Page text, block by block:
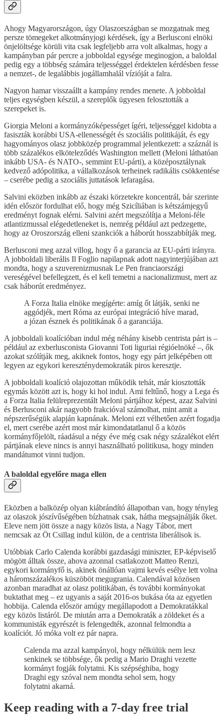
Ahogy Magyarországon, úgy Olaszországban se mozgatnak meg
persze tömegeket alkotmányjogi kérdések, így a Berlusconi elnöki
önjelöltsége körüli vita csak legfeljebb arra volt alkalmas, hogy a
kampányban pár percre a jobboldal egysége meginogjon, a baloldal
pedig egy a többség számára teljességgel érdektelen kérdésben fesse
a nemzet-, de legalábbis jogállamhalál vízióját a falra.
Nagyon hamar visszaállt a kampány rendes menete. A jobboldal
teljes egységben készül, a szereplők ügyesen felosztották a
szerepeket is.
Giorgia Meloni a kormányzóképességet ígéri, teljességgel kidobta a
fasiszták korábbi USA-ellenességét és szociális politikáját, és egy
hagyományos olasz jobbközép programmal jelentkezett: a száznál is
több százalékos elköteleződés Washington mellett (Meloni láthatóan
inkább USA- és NATO-, semmint EU-párti), a középosztálynak
kedvező adópolitika, a vállalkozások terheinek radikális csökkentése
– cserébe pedig a szociális juttatások lefaragása.
Salvini eközben inkább az északi körzetekre koncentrál, bár szerinte
idén először fordulhat elő, hogy még Szicíliában is kétszámjegyű
eredményt fognak elérni. Salvini azért megszólítja a Meloni-féle
atlantizmussal elégedetleneket is, nemrég például azt pedzegette,
hogy az Oroszország elleni szankciók a háborút hosszabbítják meg.
Berlusconi meg azzal villog, hogy ő a garancia az EU-párti irányra.
A jobboldali liberális Il Foglio napilapnak adott nagyinterjújában azt
mondta, hogy a szuverenizmusnak Le Pen franciaországi
vereségével befellegzett, és el kell temetni a nacionalizmust, mert az
csak háborút eredményez.
A Forza Italia elnöke megígérte: amíg őt látják, senki ne
aggódjék, mert Róma az európai integráció híve marad,
a józan észnek és politikának ő a garanciája.
A jobboldali koalícióban indul még néhány kisebb centrista párt is –
például az exberlusconista Giovanni Toti liguriai régióelnöké –, ők
azokat szólítják meg, akiknek fontos, hogy egy párt jelképében ott
legyen az egykori kereszténydemokraták piros keresztje.
A jobboldali koalíció olajozottan működik tehát, már kiosztották
egymás között azt is, hogy ki hol indul. Ami feltűnő, hogy a Lega és
a Forza Italia felülreprezentált Meloni pártjához képest, azaz Salvini
és Berlusconi akár nagyobb frakcióval számolhat, mint amit a
népszerűségük alapján kapnának. Meloni ezt vélhetően azért fogadja
el, mert cserébe azért most már kimondatatlanul ő a közös
kormányfőjelölt, ráadásul a négy éve még csak négy százalékot elért
pártjának eleve nincs is annyi használható politikusa, hogy minden
mandátumot vinni tudjon.
A baloldal egyelőre maga ellen
Eközben a balközép olyan kiábrándító állapotban van, hogy tényleg
az olaszok jószívűségében bízhatnak csak, hátha megsajnálják őket.
Eleve nem jött össze a nagy közös lista, a Nagy Tábor, mert
nemcsak az Öt Csillag indul külön, de a centrista liberálisok is.
Utóbbiak Carlo Calenda korábbi gazdasági miniszter, EP-képviselő
mögött álltak össze, ahova azonnal csatlakozott Matteo Renzi,
egykori kormányfő is, akinek önállóan vajmi kevés esélye lett volna
a háromszázalékos küszöböt megugrania. Calendával közösen
azonban maradhat az olasz politikában, és további kormányokat
buktathat meg – ez ugyanis a saját 2016-os bukása óta az egyetlen
hobbija. Calenda először amúgy megállapodott a Demokratákkal
egy közös listáról. De miután arra a Demokraták a zöldeket és a
kommunisták egyrészét is felengedték, azonnal felmondta a
koalíciót. Jó móka volt ez pár napra.
Calenda ma azzal kampányol, hogy nélkülük nem lesz
senkinek se többsége, ők pedig a Mario Draghi vezette
kormányt fogják folytatni. Kis szépséghiba, hogy
Draghi egy szóval nem mondta sehol sem, hogy
folytatni akarná.
Keep reading with a 7-day free trial